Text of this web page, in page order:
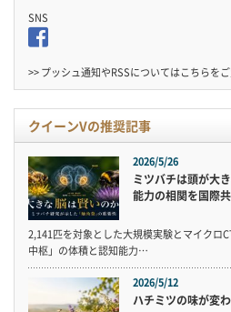
SNS
>> プッシュ通知やRSSについてはこちらを
クイーンVの推奨記事
2026/5/26
ミツバチは頭が大
能力の相関を国際
2,141匹を対象とした大規模実験とマイクロ
中枢」の体積と認知能力…
2026/5/12
ハチミツの味が変